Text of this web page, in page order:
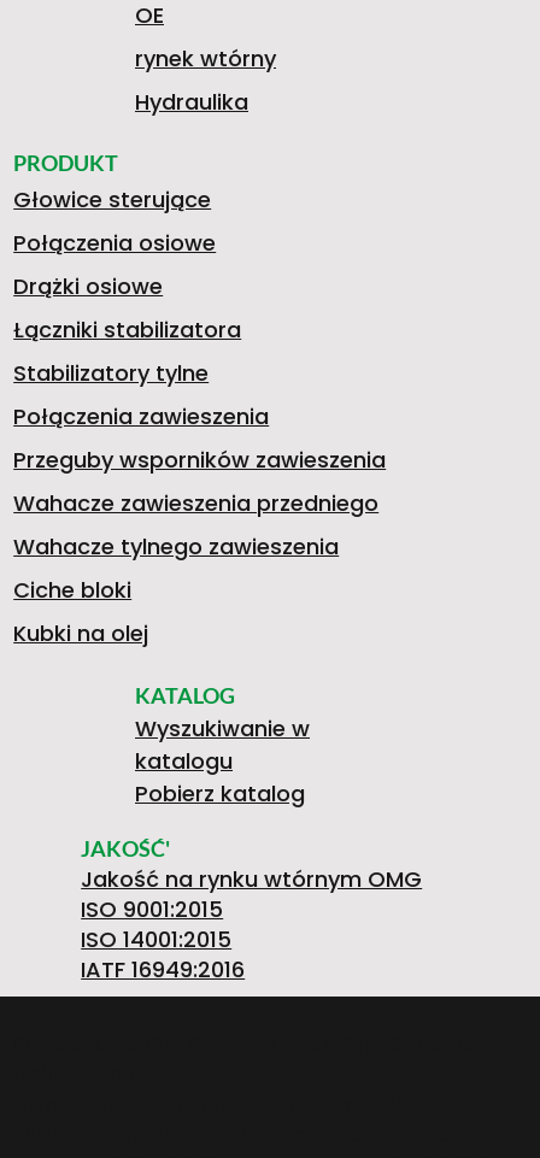
OE
rynek wtórny
Hydraulika
PRODUKT
Głowice sterujące
Połączenia osiowe
Drążki osiowe
Łączniki stabilizatora
Stabilizatory tylne
Połączenia zawieszenia
Przeguby wsporników zawieszenia
Wahacze zawieszenia przedniego
Wahacze tylnego zawieszenia
Ciche bloki
Kubki na olej
KATALOG
Wyszukiwanie w
katalogu
Pobierz katalog
JAKOŚĆ'
Jakość na rynku wtórnym OMG
ISO 9001:2015
ISO 14001:2015
IATF 16949:2016